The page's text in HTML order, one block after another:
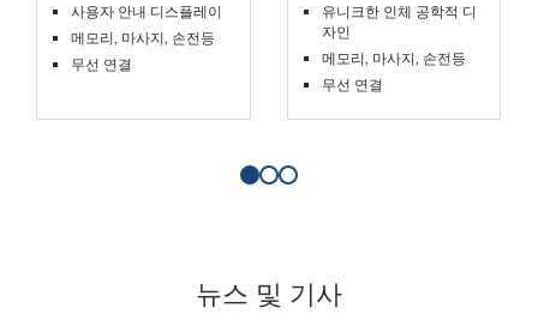
사용자 안내 디스플레이
메모리, 마사지, 손전등
무선 연결
유니크한 인체 공학적 디
자인
메모리, 마사지, 손전등
무선 연결
뉴스 및 기사